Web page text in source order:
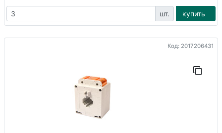
шт. купить
Код: 2017206431